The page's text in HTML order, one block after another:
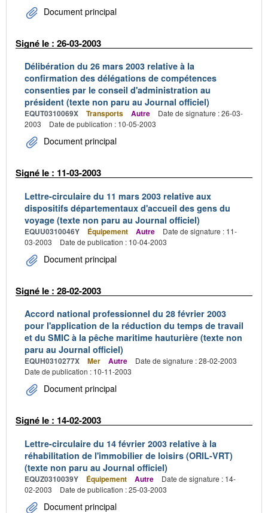
Document principal
Signé le : 26-03-2003
Délibération du 26 mars 2003 relative à la
confirmation des délégations de compétences
consenties par le conseil d'administration au
président (texte non paru au Journal officiel)
EQUT0310069X Transports Autre
Date de signature : 26-03-
2003
Date de publication : 10-05-2003
Document principal
Signé le : 11-03-2003
Lettre-circulaire du 11 mars 2003 relative aux
dispositifs départementaux d'accueil des gens du
voyage (texte non paru au Journal officiel)
EQUU0310046Y Équipement Autre
Date de signature : 11-
03-2003
Date de publication : 10-04-2003
Document principal
Signé le : 28-02-2003
Accord national professionnel du 28 février 2003
pour l'application de la réduction du temps de travail
et du SMIC à la pêche maritime hauturière (texte non
paru au Journal officiel)
EQUH0310277X Mer Autre
Date de signature : 28-02-2003
Date de publication : 10-11-2003
Document principal
Signé le : 14-02-2003
Lettre-circulaire du 14 février 2003 relative à la
réhabilitation de l'immobilier de loisirs (ORIL-VRT)
(texte non paru au Journal officiel)
EQUZ0310039Y Équipement Autre
Date de signature : 14-
02-2003
Date de publication : 25-03-2003
Document principal